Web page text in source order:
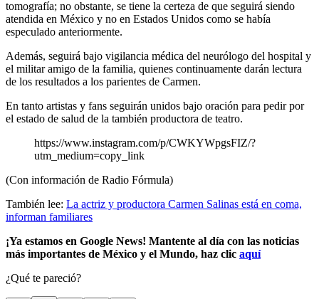
tomografía; no obstante, se tiene la certeza de que seguirá siendo
atendida en México y no en Estados Unidos como se había
especulado anteriormente.
Además, seguirá bajo vigilancia médica del neurólogo del hospital y
el militar amigo de la familia, quienes continuamente darán lectura
de los resultados a los parientes de Carmen.
En tanto artistas y fans seguirán unidos bajo oración para pedir por
el estado de salud de la también productora de teatro.
https://www.instagram.com/p/CWKYWpgsFIZ/?
utm_medium=copy_link
(Con información de Radio Fórmula)
También lee: La actriz y productora Carmen Salinas está en coma,
informan familiares
¡Ya estamos en Google News! Mantente al día con las noticias
más importantes de México y el Mundo, haz clic aquí
¿Qué te pareció?